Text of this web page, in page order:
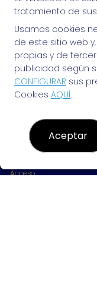
suerte!
EL VENDEDOR DE
¿Quiénes somos?
Resultados
Contacto
Empresas
Acceso
tratamiento de
Usamos cookies
de este sitio web
propias y de
publicidad según
CONFIGURAR sus
Cookies AQUÍ.
Aceptar